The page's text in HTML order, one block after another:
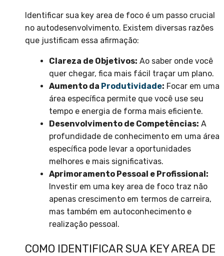
Identificar sua key area de foco é um passo crucial
no autodesenvolvimento. Existem diversas razões
que justificam essa afirmação:
Clareza de Objetivos: Ao saber onde você
quer chegar, fica mais fácil traçar um plano.
Aumento da Produtividade: Focar em uma
área específica permite que você use seu
tempo e energia de forma mais eficiente.
Desenvolvimento de Competências: A
profundidade de conhecimento em uma área
específica pode levar a oportunidades
melhores e mais significativas.
Aprimoramento Pessoal e Profissional:
Investir em uma key area de foco traz não
apenas crescimento em termos de carreira,
mas também em autoconhecimento e
realização pessoal.
COMO IDENTIFICAR SUA KEY AREA DE